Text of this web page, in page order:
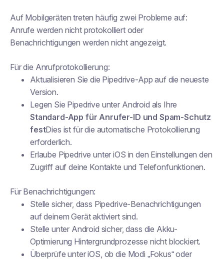
Auf Mobilgeräten treten häufig zwei Probleme auf:
Anrufe werden nicht protokolliert oder
Benachrichtigungen werden nicht angezeigt.
Für die Anrufprotokollierung:
Aktualisieren Sie die Pipedrive-App auf die neueste
Version.
Legen Sie Pipedrive unter Android als Ihre
Standard-App für Anrufer-ID und Spam-Schutz
festDies ist für die automatische Protokollierung
erforderlich.
Erlaube Pipedrive unter iOS in den Einstellungen den
Zugriff auf deine Kontakte und Telefonfunktionen.
Für Benachrichtigungen:
Stelle sicher, dass Pipedrive-Benachrichtigungen
auf deinem Gerät aktiviert sind.
Stelle unter Android sicher, dass die Akku-
Optimierung Hintergrundprozesse nicht blockiert.
Überprüfe unter iOS, ob die Modi „Fokus“ oder